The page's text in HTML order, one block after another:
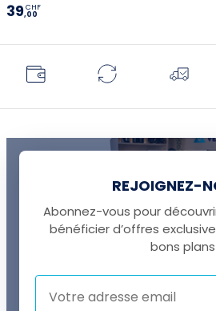
39,00
CHF
UNE QUESTION
+41 22 307 02
REJOIGNEZ-
Abonnez-vous pour
bénéficier d’offres
bons plans